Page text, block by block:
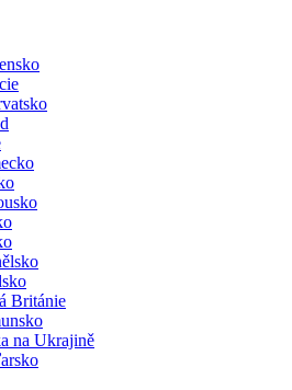
Británie
na Ukrajině